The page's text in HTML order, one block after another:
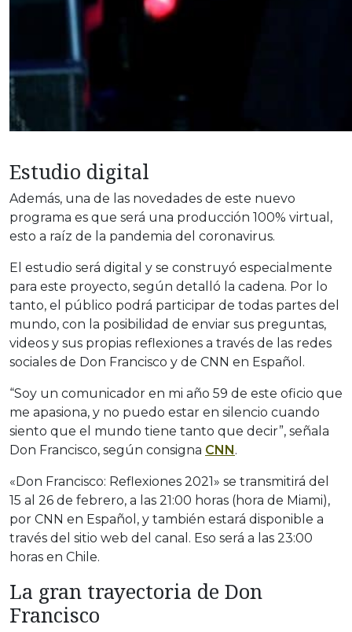
Estudio digital
Además, una de las novedades de este nuevo
programa es que será una producción 100% virtual,
esto a raíz de la pandemia del coronavirus.
El estudio será digital y se construyó especialmente
para este proyecto, según detalló la cadena. Por lo
tanto, el público podrá participar de todas partes del
mundo, con la posibilidad de enviar sus preguntas,
videos y sus propias reflexiones a través de las redes
sociales de Don Francisco y de CNN en Español.
“Soy un comunicador en mi año 59 de este oficio que
me apasiona, y no puedo estar en silencio cuando
siento que el mundo tiene tanto que decir”, señala
Don Francisco, según consigna CNN .
«Don Francisco: Reflexiones 2021» se transmitirá del
15 al 26 de febrero, a las 21:00 horas (hora de Miami),
por CNN en Español, y también estará disponible a
través del sitio web del canal. Eso será a las 23:00
horas en Chile.
La gran trayectoria de Don
Francisco